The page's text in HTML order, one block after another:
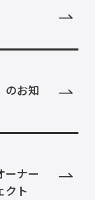
のお知
ーナー
クト